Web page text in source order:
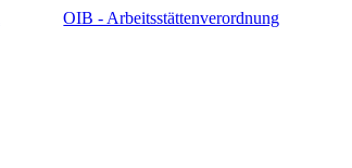
OIB - Arbeitsstättenverordnung